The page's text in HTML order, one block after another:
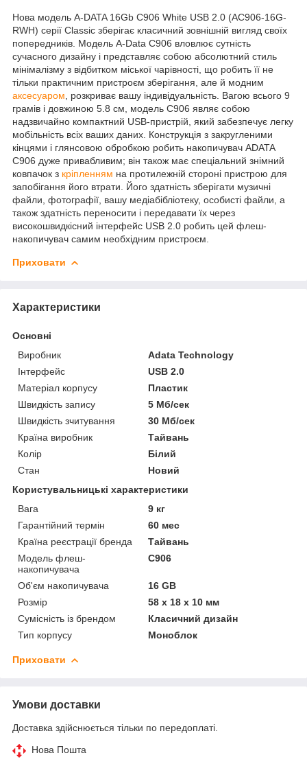
Нова модель A-DATA 16Gb C906 White USB 2.0 (AC906-16G-
RWH) серії Classic зберігає класичний зовнішній вигляд своїх
попередників. Модель A-Data C906 вловлює сутність
сучасного дизайну і представляє собою абсолютний стиль
мінімалізму з відбитком міської чарівності, що робить її не
тільки практичним пристроєм зберігання, але й модним
аксесуаром , розкриває вашу індивідуальність. Вагою всього 9
грамів і довжиною 5.8 см, модель C906 являє собою
надзвичайно компактний USB-пристрій, який забезпечує легку
мобільність всіх ваших даних. Конструкція з закругленими
кінцями і глянсовою обробкою робить накопичувач ADATA
C906 дуже привабливим; він також має спеціальний знімний
ковпачок з кріпленням на протилежній стороні пристрою для
запобігання його втрати. Його здатність зберігати музичні
файли, фотографії, вашу медіабібліотеку, особисті файли, а
також здатність переносити і передавати їх через
високошвидкісний інтерфейс USB 2.0 робить цей флеш-
накопичувач самим необхідним пристроєм.
Приховати
Характеристики
Основні
Виробник
Adata Technology
Інтерфейс
USB 2.0
Матеріал корпусу
Пластик
Швидкість запису
5 Мб/сек
Швидкість зчитування
30 Мб/сек
Країна виробник
Тайвань
Колір
Білий
Стан
Новий
Користувальницькі характеристики
Вага
9 кг
Гарантійний термін
60 мес
Країна реєстрації бренда
Тайвань
Модель флеш-
накопичувача
C906
Об'єм накопичувача
16 GB
Розмір
58 x 18 x 10 мм
Сумісність із брендом
Класичний дизайн
Тип корпусу
Моноблок
Приховати
Умови доставки
Доставка здійснюється тільки по передоплаті.
Нова Пошта